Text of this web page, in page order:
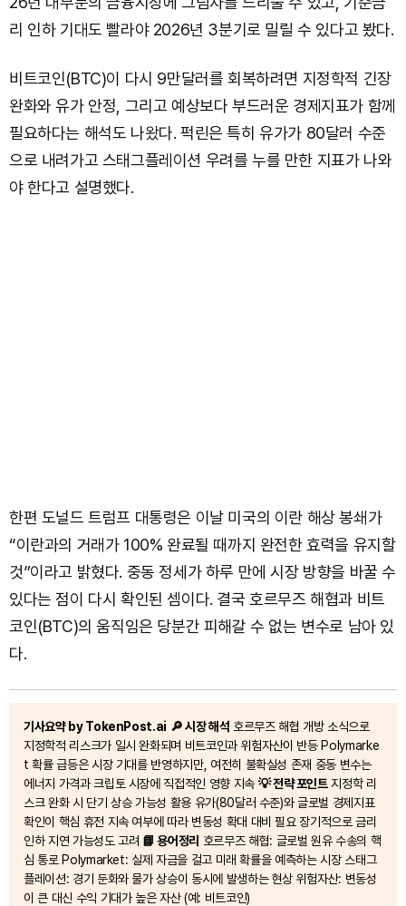
리 인하 기대도 빨라야 2026년 3분기로 밀릴 수 있다고 봤다.
비트코인(BTC)이 다시 9만달러를 회복하려면 지정학적 긴장
완화와 유가 안정, 그리고 예상보다 부드러운 경제지표가 함께
필요하다는 해석도 나왔다. 퍽린은 특히 유가가 80달러 수준
으로 내려가고 스태그플레이션 우려를 누를 만한 지표가 나와
야 한다고 설명했다.
한편 도널드 트럼프 대통령은 이날 미국의 이란 해상 봉쇄가
“이란과의 거래가 100% 완료될 때까지 완전한 효력을 유지할
것”이라고 밝혔다. 중동 정세가 하루 만에 시장 방향을 바꿀 수
있다는 점이 다시 확인된 셈이다. 결국 호르무즈 해협과 비트
코인(BTC)의 움직임은 당분간 피해갈 수 없는 변수로 남아 있
다.
기사요약 by TokenPost.ai 🔎 시장 해석 호르무즈 해협 개방 소식으로
지정학적 리스크가 일시 완화되며 비트코인과 위험자산이 반등 Polymarke
t 확률 급등은 시장 기대를 반영하지만, 여전히 불확실성 존재 중동 변수는
에너지 가격과 크립토 시장에 직접적인 영향 지속 💡 전략 포인트지정학 리
스크 완화 시 단기 상승 가능성 활용 유가(80달러 수준)와 글로벌 경제지표
확인이 핵심 휴전 지속 여부에 따라 변동성 확대 대비 필요 장기적으로 금리
인하 지연 가능성도 고려 📘 용어정리 호르무즈 해협: 글로벌 원유 수송의 핵
심 통로 Polymarket: 실제 자금을 걸고 미래 확률을 예측하는 시장 스태그
플레이션: 경기 둔화와 물가 상승이 동시에 발생하는 현상 위험자산: 변동성
이 큰 대신 수익 기대가 높은 자산 (예: 비트코인)